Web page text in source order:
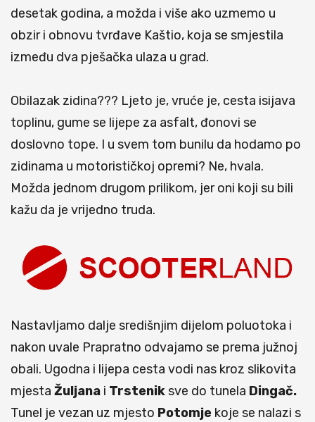
desetak godina, a možda i više ako uzmemo u
obzir i obnovu tvrđave Kaštio, koja se smjestila
između dva pješačka ulaza u grad.
Obilazak zidina??? Ljeto je, vruće je, cesta isijava
toplinu, gume se lijepe za asfalt, đonovi se
doslovno tope. I u svem tom bunilu da hodamo po
zidinama u motorističkoj opremi? Ne, hvala.
Možda jednom drugom prilikom, jer oni koji su bili
kažu da je vrijedno truda.
Nastavljamo dalje središnjim dijelom poluotoka i
nakon uvale Prapratno odvajamo se prema južnoj
obali. Ugodna i lijepa cesta vodi nas kroz slikovita
mjesta Žuljana i Trsteniksve do tunela Dingač.
Tunel je vezan uz mjesto Potomje koje se nalazi s